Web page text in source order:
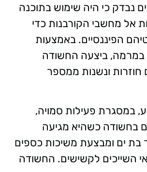
נבדק כי היה שימוש בתוכנה
אל מחשבי הקורבנות כדי
הפיננסיים. באמצעות
במרמה, ביצעה החשודה
חוזרות ונשנות ממספר
במסגרת פעילות סמויה,
בחשודה כשהיא מגיעה
בת ים ומבצעת משיכות כספים
השייכים לקשישים. החשודה